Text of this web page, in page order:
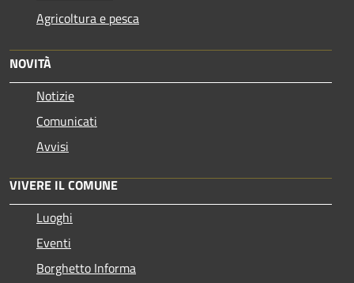
Agricoltura e pesca
NOVITÀ
Notizie
Comunicati
Avvisi
VIVERE IL COMUNE
Luoghi
Eventi
Borghetto Informa